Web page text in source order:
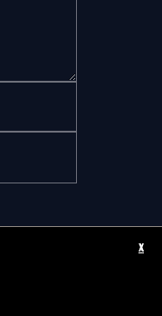
x